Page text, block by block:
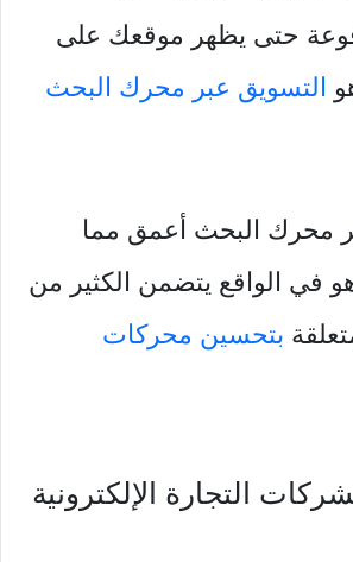
حتى يظهر موقعك على
التسويق عبر محرك البحث
محرك البحث أعمق مما
في الواقع يتضمن الكثير من
بتحسين محركات
التجارة الإلكترونية